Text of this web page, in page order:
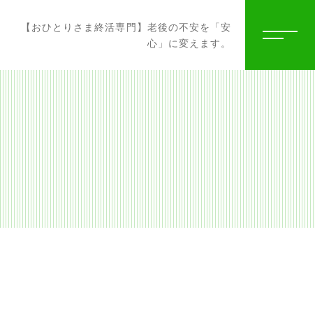
【おひとりさま終活専門】老後の不安を「安
心」に変えます。